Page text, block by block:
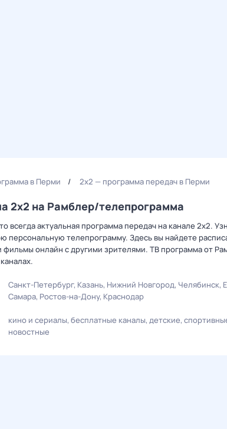
в Перми 2x2 — программа передач в Перми
2x2 на Рамблер/телепрограмма
всегда актуальная программа передач на канале 2x2.
персональную телепрограмму. Здесь вы найдете
онлайн с другими зрителями. ТВ программа от
Санкт-Петербург Казань Нижний Новгород Челябинск
Самара Ростов-на-Дону Краснодар
кино и сериалы бесплатные каналы детские
новостные